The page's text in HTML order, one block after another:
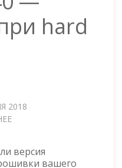
hard
2018
2040
версия
вашего